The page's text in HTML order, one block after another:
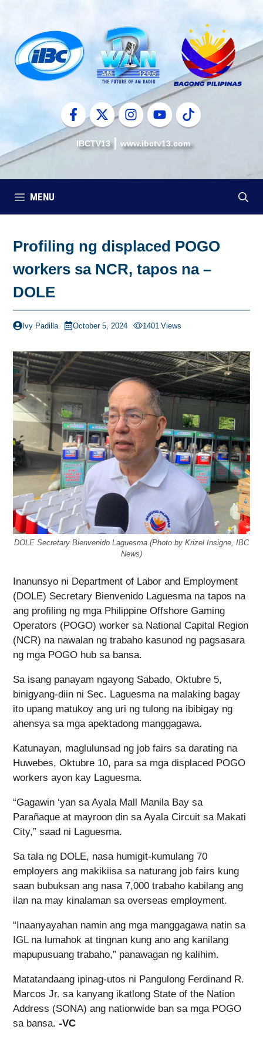
content
IBCTV13 www.ibctv13.com
MENU
Profiling ng displaced POGO
workers sa NCR, tapos na –
DOLE
Ivy Padilla October 5, 2024 1401 Views
DOLE Secretary Bienvenido Laguesma (Photo by Krizel Insigne, IBC
News)
Inanunsyo ni Department of Labor and Employment
(DOLE) Secretary Bienvenido Laguesma na tapos na
ang profiling ng mga Philippine Offshore Gaming
Operators (POGO) worker sa National Capital Region
(NCR) na nawalan ng trabaho kasunod ng pagsasara
ng mga POGO hub sa bansa.
Sa isang panayam ngayong Sabado, Oktubre 5,
binigyang-diin ni Sec. Laguesma na malaking bagay
ito upang matukoy ang uri ng tulong na ibibigay ng
ahensya sa mga apektadong manggagawa.
Katunayan, maglulunsad ng job fairs sa darating na
Huwebes, Oktubre 10, para sa mga displaced POGO
workers ayon kay Laguesma.
“Gagawin ‘yan sa Ayala Mall Manila Bay sa
Parañaque at mayroon din sa Ayala Circuit sa Makati
City,” saad ni Laguesma.
Sa tala ng DOLE, nasa humigit-kumulang 70
employers ang makikiisa sa naturang job fairs kung
saan bubuksan ang nasa 7,000 trabaho kabilang ang
ilan na may kinalaman sa overseas employment.
“Inaanyayahan namin ang mga manggagawa natin sa
IGL na lumahok at tingnan kung ano ang kanilang
mapupusuang trabaho,” panawagan ng kalihim.
Matatandaang ipinag-utos ni Pangulong Ferdinand R.
Marcos Jr. sa kanyang ikatlong State of the Nation
Address (SONA) ang nationwide ban sa mga POGO
sa bansa. -VC